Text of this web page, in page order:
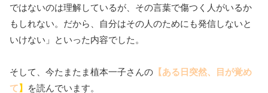
ではないのは理解しているが、その言葉で傷つく人がいるか
もしれない。だから、自分はその人のためにも発信しないと
いけない」といった内容でした。
そして、今たまたま植本一子さんの 【ある日突然、目が覚め
て】
を読んでいます。